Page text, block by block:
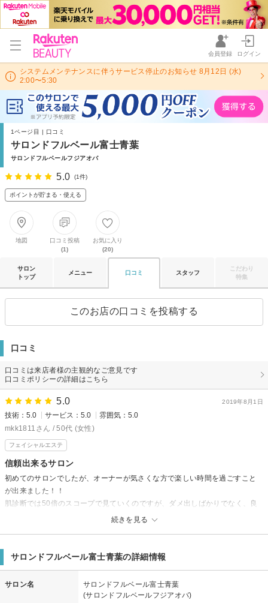
会員登録 ログイン
システムメンテナンスに伴うサービス停止のお知らせ 8月12日 (水)
2:00〜5:30
1ページ目 | 口コミ
サロンドフルベール富士青葉
サロンドフルベールフジアオバ
5.0 (1件)
ポイントが貯まる・使える
地図
口コミ投稿
(1)
お気に入り
(20)
サロン
トップ
メニュー 口コミ スタッフ
こだわり
特集
このお店の口コミを投稿する
口コミ
口コミは来店者様の主観的なご意見です
口コミポリシーの詳細はこちら
2019年8月1日
5.0
技術：5.0 サービス：5.0
雰囲気：5.0
mkk1811さん / 50代 (女性)
フェイシャルエステ
信頼出来るサロン
続きを見る
初めてのサロンでしたが、オーナーが気さくな方で楽しい時間を過ごすこと
が出来ました！！
肌診断では50倍のスコープで見ていくのですが、ダメ出しばかりでなく、良
い点は褒めてくれるし、改善出来ることを教えてくださると言う良心的サロ
で。
長く通われている方も多いと言うのが頷ける、信頼出来るサロンだと思いま
サロンドフルベール富士青葉の詳細情報
サロン名
サロンドフルベール富士青葉
(サロンドフルベールフジアオバ)